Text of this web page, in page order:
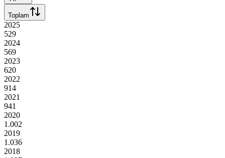
Toplam
2025
529
2024
569
2023
620
2022
914
2021
941
2020
1.002
2019
1.036
2018